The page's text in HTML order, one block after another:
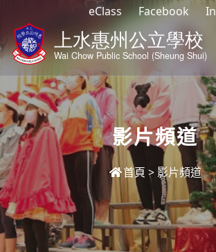
eClass Facebook
影片頻道
首頁 > 影片頻道